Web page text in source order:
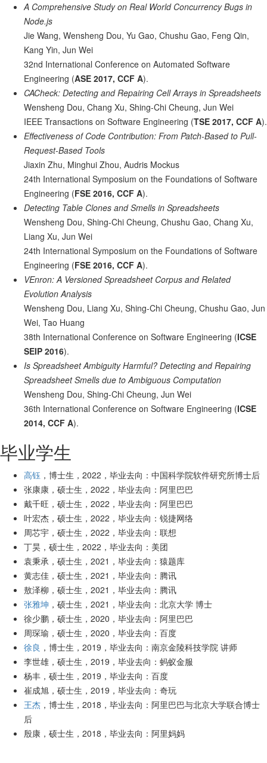
A Comprehensive Study on Real World Concurrency Bugs in
Node.js
Jie Wang, Wensheng Dou, Yu Gao, Chushu Gao, Feng Qin,
Kang Yin, Jun Wei
32nd International Conference on Automated Software
Engineering (ASE 2017, CCF A).
CACheck: Detecting and Repairing Cell Arrays in Spreadsheets
Wensheng Dou, Chang Xu, Shing-Chi Cheung, Jun Wei
IEEE Transactions on Software Engineering (TSE 2017, CCF A).
Effectiveness of Code Contribution: From Patch-Based to Pull-
Request-Based Tools
Jiaxin Zhu, Minghui Zhou, Audris Mockus
24th International Symposium on the Foundations of Software
Engineering (FSE 2016, CCF A).
Detecting Table Clones and Smells in Spreadsheets
Wensheng Dou, Shing-Chi Cheung, Chushu Gao, Chang Xu,
Liang Xu, Jun Wei
24th International Symposium on the Foundations of Software
Engineering (FSE 2016, CCF A).
VEnron: A Versioned Spreadsheet Corpus and Related
Evolution Analysis
Wensheng Dou, Liang Xu, Shing-Chi Cheung, Chushu Gao, Jun
Wei, Tao Huang
38th International Conference on Software Engineering (ICSE
SEIP 2016).
Is Spreadsheet Ambiguity Harmful? Detecting and Repairing
Spreadsheet Smells due to Ambiguous Computation
Wensheng Dou, Shing-Chi Cheung, Jun Wei
36th International Conference on Software Engineering (ICSE
2014, CCF A).
毕业学生
高钰 ，博士生，2022，毕业去向：中国科学院软件研究所博士后
张康康，硕士生，2022，毕业去向：阿里巴巴
戴千旺，硕士生，2022，毕业去向：阿里巴巴
叶宏杰，硕士生，2022，毕业去向：锐捷网络
周芯宇，硕士生，2022，毕业去向：联想
丁昊，硕士生，2022，毕业去向：美团
袁秉承，硕士生，2021，毕业去向：猿题库
黄志佳，硕士生，2021，毕业去向：腾讯
敖泽柳，硕士生，2021，毕业去向：腾讯
张雅坤 ，硕士生，2021，毕业去向：北京大学 博士
徐少鹏，硕士生，2020，毕业去向：阿里巴巴
周琛瑜，硕士生，2020，毕业去向：百度
徐良 ，博士生，2019，毕业去向：南京金陵科技学院 讲师
李世雄，硕士生，2019，毕业去向：蚂蚁金服
杨丰，硕士生，2019，毕业去向：百度
崔成旭，硕士生，2019，毕业去向：奇玩
王杰 ，博士生，2018，毕业去向：阿里巴巴与北京大学联合博士
后
殷康，硕士生，2018，毕业去向：阿里妈妈